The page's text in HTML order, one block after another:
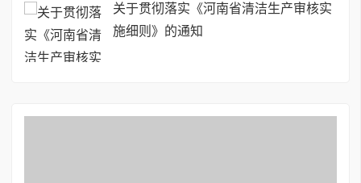
关于贯彻落实《河南省清洁生产审核实
施细则》的通知